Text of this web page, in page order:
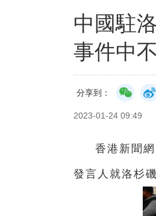
中國駐
事件中
分享到：
2023-01-24 09:49
香港新聞
發言人就洛杉